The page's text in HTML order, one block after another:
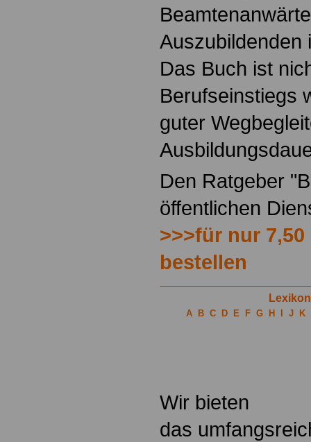
Auszubildenden
Das Buch ist
Berufseinstiegs
guter
Den Ratgeber
öffentlichen
>>>für nur
bestellen
A B C D E F G H J K
Wir bieten
das